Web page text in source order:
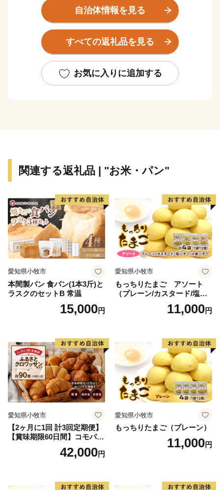
【ご注意】
※特典商品の送付は、松島町外にお住まいの方に限らさ
せていただきます。
※寄附につきましては、年度内の回数制限は現在設けて
自治体情報を見る
すべての返礼品を見る
お気に入りに追加する
関連する返礼品 | "お米・パン"
愛知県小牧市
本間製パン 食パン(1本3斤)と
ラスクのセットB 常温
15,000円
愛知県小牧市
もっちりたまご アソート
（プレーン/カスタード/塩バ
ター/小倉バター）11,000円
愛知県小牧市
【2ヶ月に1回 計3回定期便】
【賞味期限60日間】コモパ
ン ふるさとクロワッサンセ
ット（計90個）／災害用備蓄
42,000円
愛知県小牧市
もっちりたまご（プレーン）
11,000円